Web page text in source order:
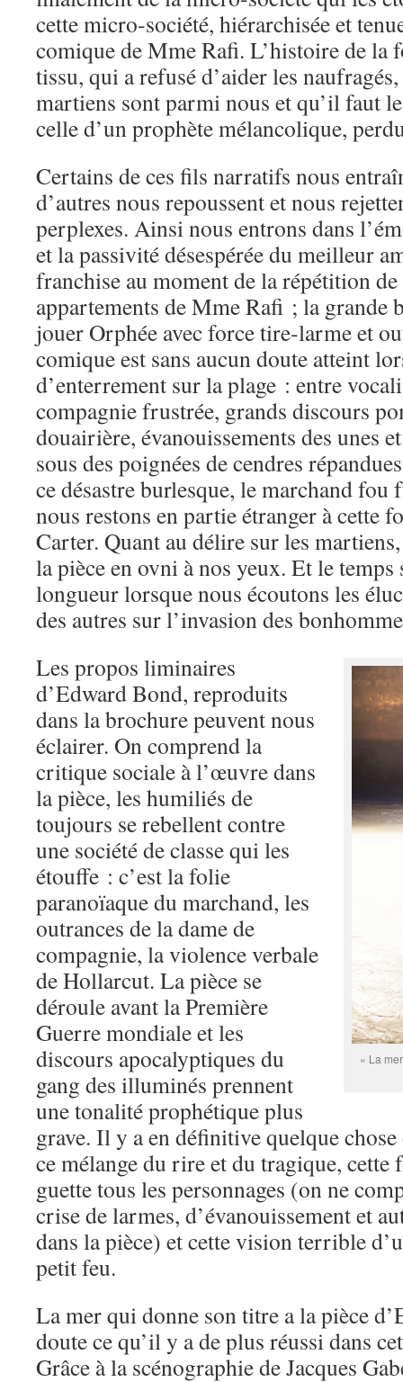
cette micro-société, hiérarchisée et
comique de Mme Rafi. L’histoire de la
tissu, qui a refusé d’aider les
martiens sont parmi nous et qu’il faut
celle d’un prophète mélancolique,
Certains de ces fils narratifs nous
d’autres nous repoussent et nous
perplexes. Ainsi nous entrons dans
et la passivité désespérée du meilleur
franchise au moment de la répétition de
appartements de Mme Rafi ; la grande
jouer Orphée avec force tire-larme et
comique est sans aucun doute atteint
d’enterrement sur la plage : entre
compagnie frustrée, grands discours
douairière, évanouissements des unes
sous des poignées de cendres
ce désastre burlesque, le marchand
nous restons en partie étranger à cette
Carter. Quant au délire sur les
la pièce en ovni à nos yeux. Et le temps
longueur lorsque nous écoutons les
des autres sur l’invasion des
« La
Les propos liminaires
d’Edward Bond, reproduits
dans la brochure peuvent nous
éclairer. On comprend la
critique sociale à l’œuvre dans
la pièce, les humiliés de
toujours se rebellent contre
une société de classe qui les
étouffe : c’est la folie
paranoïaque du marchand, les
outrances de la dame de
compagnie, la violence verbale
de Hollarcut. La pièce se
déroule avant la Première
Guerre mondiale et les
discours apocalyptiques du
gang des illuminés prennent
une tonalité prophétique plus
grave. Il y a en définitive quelque chose
ce mélange du rire et du tragique, cette
guette tous les personnages (on ne
crise de larmes, d’évanouissement et
dans la pièce) et cette vision terrible
petit feu.
La mer qui donne son titre a la pièce
doute ce qu’il y a de plus réussi dans
Grâce à la scénographie de Jacques